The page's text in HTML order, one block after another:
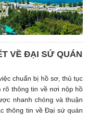
VỀ ĐẠI SỨ QUÁN
chuẩn bị hồ sơ, thủ tục
rõ thông tin về nơi nộp hồ
nhanh chóng và thuận
thông tin về Đại sứ quán